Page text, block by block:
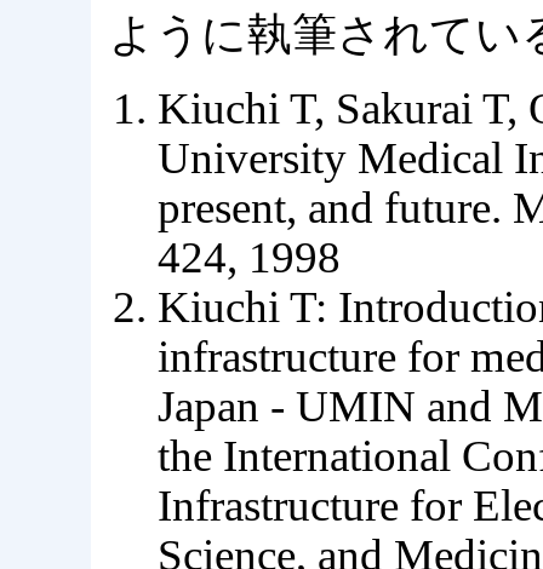
ように執筆されてい
Kiuchi T, Sakurai T,
University Medical
present, and future.
424, 1998
Kiuchi T:
infrastructure for
Japan - UMIN and
the International
Infrastructure for
Science, and